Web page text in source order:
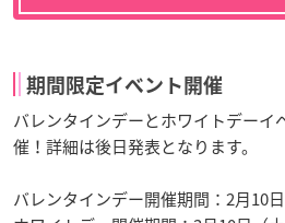
期間限定イベント開催
バレンタインデーとホワイトデーイ
催！詳細は後日発表となります。
バレンタインデー開催期間：2月10